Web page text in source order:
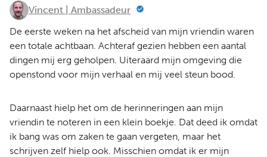
Vincent | Ambassadeur
De eerste weken na het afscheid van mijn vriendin waren
een totale achtbaan. Achteraf gezien hebben een aantal
dingen mij erg geholpen. Uiteraard mijn omgeving die
openstond voor mijn verhaal en mij veel steun bood.
Daarnaast hielp het om de herinneringen aan mijn
vriendin te noteren in een klein boekje. Dat deed ik omdat
ik bang was om zaken te gaan vergeten, maar het
schrijven zelf hielp ook. Misschien omdat ik er mijn